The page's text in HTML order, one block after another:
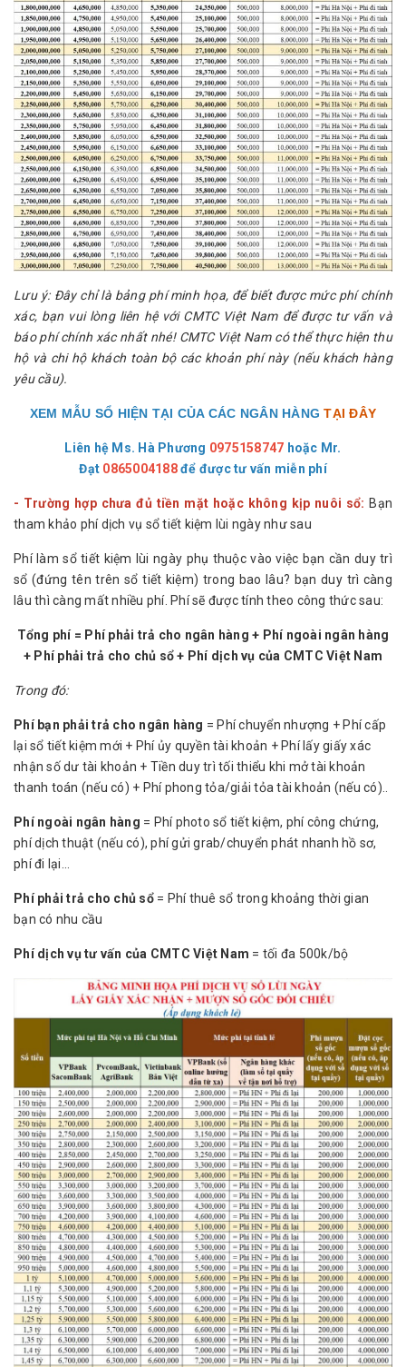
Lưu ý: Đây chỉ là bảng phí minh họa, để biết được mức phí chính
xác, bạn vui lòng liên hệ với CMTC Việt Nam để được tư vấn và
báo phí chính xác nhất nhé! CMTC Việt Nam có thể thực hiện thu
hộ và chi hộ khách toàn bộ các khoản phí này (nếu khách hàng
yêu cầu).
XEM MẪU SỔ HIỆN TẠI CỦA CÁC NGÂN HÀNGTẠI ĐÂY
Liên hệ Ms. Hà Phương 0975158747 hoặc Mr.
Đạt 0865004188 để được tư vấn miễn phí
- Trường hợp chưa đủ tiền mặt hoặc không kịp nuôi sổ: Bạn
tham khảo phí dịch vụ sổ tiết kiệm lùi ngày như sau
Phí làm sổ tiết kiệm lùi ngày phụ thuộc vào việc bạn cần duy trì
sổ (đứng tên trên sổ tiết kiệm) trong bao lâu? bạn duy trì càng
lâu thì càng mất nhiều phí. Phí sẽ được tính theo công thức sau:
Tổng phí = Phí phải trả cho ngân hàng + Phí ngoài ngân hàng
+ Phí phải trả cho chủ sổ + Phí dịch vụ của CMTC Việt Nam
Trong đó:
Phí bạn phải trả cho ngân hàng = Phí chuyển nhượng + Phí cấp
lại sổ tiết kiệm mới + Phí ủy quyền tài khoản + Phí lấy giấy xác
nhận số dư tài khoản + Tiền duy trì tối thiểu khi mở tài khoản
thanh toán (nếu có) + Phí phong tỏa/giải tỏa tài khoản (nếu có)..
Phí ngoài ngân hàng = Phí photo sổ tiết kiệm, phí công chứng,
phí dịch thuật (nếu có), phí gửi grab/chuyển phát nhanh hồ sơ,
phí đi lại...
Phí phải trả cho chủ sổ= Phí thuê sổ trong khoảng thời gian
bạn có nhu cầu
Phí dịch vụ tư vấn của CMTC Việt Nam = tối đa 500k/bộ